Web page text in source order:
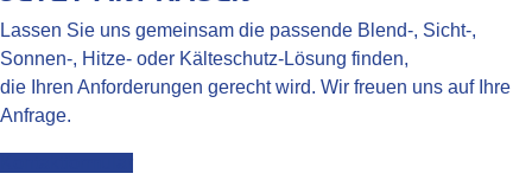
Lassen Sie uns gemeinsam die passende Blend-, Sicht-,
Sonnen-, Hitze- oder Kälteschutz-Lösung finden,
die Ihren Anforderungen gerecht wird. Wir freuen uns auf Ihre
Anfrage.